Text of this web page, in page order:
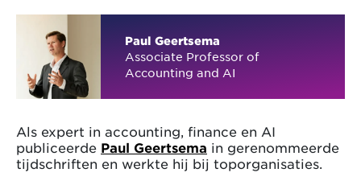
Paul Geertsema
Associate Professor of
Accounting and AI
Als expert in accounting, finance en AI
publiceerde Paul Geertsema in gerenommeerde
tijdschriften en werkte hij bij toporganisaties.